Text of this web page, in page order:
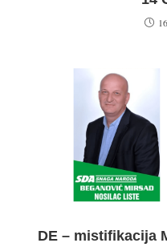
DE – mistifikacija